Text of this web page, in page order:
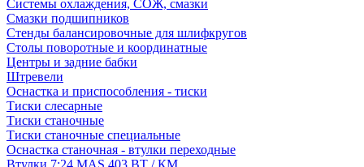
Системы охлаждения, СОЖ, смазки
Смазки подшипников
Стенды балансировочные для шлифкругов
Столы поворотные и координатные
Центры и задние бабки
Штревели
Оснастка и приспособления - тиски
Тиски слесарные
Тиски станочные
Тиски станочные специальные
Оснастка станочная - втулки переходные
Втулки 7:24 MAS 403 BT / КМ